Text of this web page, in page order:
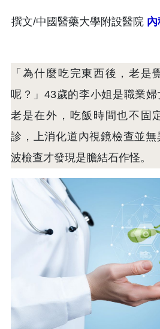
撰文/中國醫藥大學附設醫院
「為什麼吃完東西後，老是
呢？」43歲的李小姐是職業
老是在外，吃飯時間也不固
診，上消化道內視鏡檢查並
波檢查才發現是膽結石作怪。